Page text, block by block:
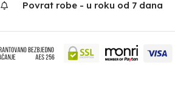
Povrat robe - u roku od 7 dana